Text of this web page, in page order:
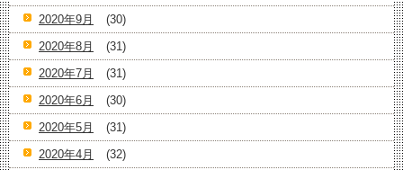
2020年9月
(30)
2020年8月
(31)
2020年7月
(31)
2020年6月
(30)
2020年5月
(31)
2020年4月
(32)